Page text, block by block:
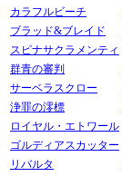
カラフルビーチ
ブラッド&ブレイド
スピナサクラメンティ
群青の審判
サーベラスクロー
浄罪の澪標
ロイヤル・エトワール
ゴルディアスカッター
リバルタ